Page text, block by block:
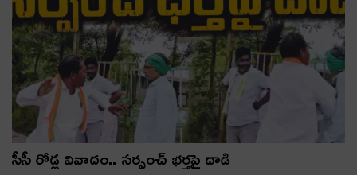
సీసీ రోడ్ల వివాదం.. స‌ర్పంచ్ భ‌ర్త‌పై దాడి